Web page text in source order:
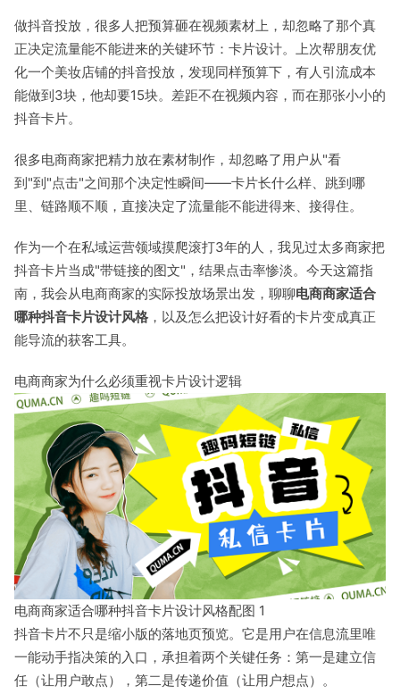
做抖音投放，很多人把预算砸在视频素材上，却忽略了那个真
正决定流量能不能进来的关键环节：卡片设计。上次帮朋友优
化一个美妆店铺的抖音投放，发现同样预算下，有人引流成本
能做到3块，他却要15块。差距不在视频内容，而在那张小小的
抖音卡片。
很多电商商家把精力放在素材制作，却忽略了用户从"看
到"到"点击"之间那个决定性瞬间——卡片长什么样、跳到哪
里、链路顺不顺，直接决定了流量能不能进得来、接得住。
作为一个在私域运营领域摸爬滚打3年的人，我见过太多商家把
抖音卡片当成"带链接的图文"，结果点击率惨淡。今天这篇指
南，我会从电商商家的实际投放场景出发，聊聊电商商家适合
哪种抖音卡片设计风格 ，以及怎么把设计好看的卡片变成真正
能导流的获客工具。
电商商家为什么必须重视卡片设计逻辑
电商商家适合哪种抖音卡片设计风格配图 1
抖音卡片不只是缩小版的落地页预览。它是用户在信息流里唯
一能动手指决策的入口，承担着两个关键任务：第一是建立信
任（让用户敢点），第二是传递价值（让用户想点）。